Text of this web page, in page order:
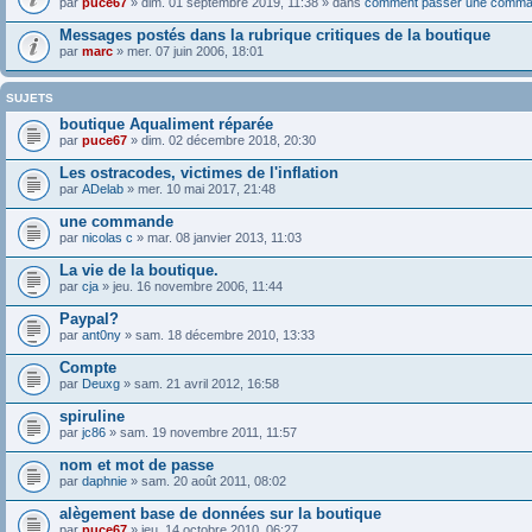
Messages postés dans la rubrique critiques de la boutique
par marc » mer. 07 juin 2006, 18:01
SUJETS
boutique Aqualiment réparée
par puce67 » dim. 02 décembre 2018, 20:30
Les ostracodes, victimes de l'inflation
par ADelab » mer. 10 mai 2017, 21:48
une commande
par nicolas c » mar. 08 janvier 2013, 11:03
La vie de la boutique.
par cja » jeu. 16 novembre 2006, 11:44
Paypal?
par ant0ny » sam. 18 décembre 2010, 13:33
Compte
par Deuxg » sam. 21 avril 2012, 16:58
spiruline
par jc86 » sam. 19 novembre 2011, 11:57
nom et mot de passe
par daphnie » sam. 20 août 2011, 08:02
alègement base de données sur la boutique
par puce67 » jeu. 14 octobre 2010, 06:27